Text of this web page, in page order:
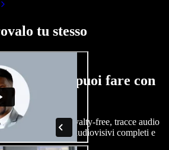
tu stesso
di ciò che puoi fare con
immagini stock royalty-free, tracce audio
e realizza progetti audiovisivi completi e